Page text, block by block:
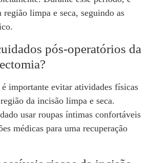
limpa e seca, seguindo as
pós-operatórios da
importante evitar atividades físicas
da incisão limpa e seca.
usar roupas íntimas confortáveis
médicas para uma recuperação